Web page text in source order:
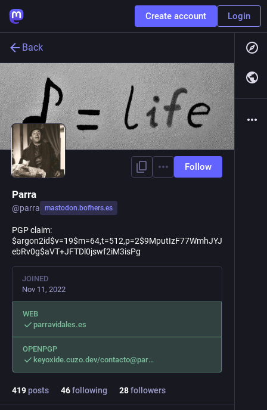
Create account Login
Back
Follow
Parra
@parra mastodon.bofhers.es
PGP claim:
$argon2id$v=19$m=64,t=512,p=2$9MputIzF77WmhJYJ
ebRv0g$aVT+JFTDl0jswf2iM3isPg
JOINED
Nov 11, 2022
WEB
parravidales.es
OPENPGP
keyoxide.cuzo.dev/contacto@par
419posts 46following 28followers